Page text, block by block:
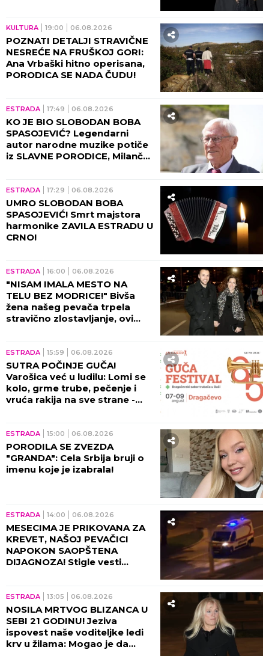
KULTURA 19:00 06.08.2026
POZNATI DETALJI STRAVIČNE
NESREĆE NA FRUŠKOJ GORI:
Ana Vrbaški hitno operisana,
PORODICA SE NADA ČUDU!
ESTRADA 17:49 06.08.2026
KO JE BIO SLOBODAN BOBA
SPASOJEVIĆ? Legendarni
autor narodne muzike potiče
iz SLAVNE PORODICE, Milanče
ESTRADA 17:29 06.08.2026
UMRO SLOBODAN BOBA
SPASOJEVIĆ! Smrt majstora
harmonike ZAVILA ESTRADU U
CRNO!
ESTRADA 16:00 06.08.2026
"NISAM IMALA MESTO NA
TELU BEZ MODRICE!" Bivša
žena našeg pevača trpela
stravično zlostavljanje, ovi
ESTRADA 15:59 06.08.2026
SUTRA POČINJE GUČA!
Varošica već u ludilu: Lomi se
kolo, grme trube, pečenje i
vruća rakija na sve strane -
ESTRADA 15:00 06.08.2026
PORODILA SE ZVEZDA
"GRANDA": Cela Srbija bruji o
imenu koje je izabrala!
ESTRADA 14:00 06.08.2026
MESECIMA JE PRIKOVANA ZA
KREVET, NAŠOJ PEVAČICI
NAPOKON SAOPŠTENA
DIJAGNOZA! Stigle vesti
ESTRADA 13:05 06.08.2026
NOSILA MRTVOG BLIZANCA U
SEBI 21 GODINU! Jeziva
ispovest naše voditeljke ledi
krv u žilama: Mogao je da